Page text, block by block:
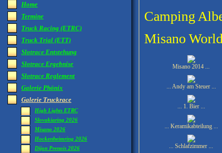
Home
Termine
Truck Racing (ETRC)
Truck Trial (ETT)
Slotrace Entstehung
Slotrace Ergebnise
Slotrace Reglement
Galerie Phönix
Galerie Truckrace
High Lights ETRC
Slovakiaring 2026
Misano 2026
Hockenheimring 2026
Dijon Prenois 2026
Camping
Misano
Misano 2014 ...
... Andy am Steuer ...
... 1. Bier ...
... Keramikabteilung ...
... Schlafzimmer ...